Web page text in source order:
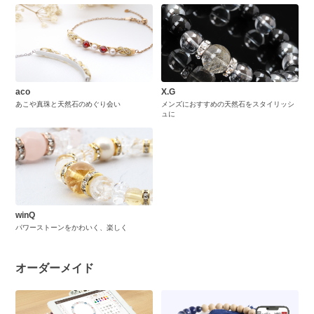
aco
あこや真珠と天然石のめぐり会い
X.G
メンズにおすすめの天然石をスタイリッシ
ュに
winQ
パワーストーンをかわいく、楽しく
オーダーメイド